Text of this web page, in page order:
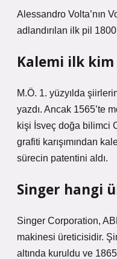
Alessandro Volta’nın
adlandırılan ilk pil
Kalemi ilk
M.Ö. 1. yüzyılda
yazdı. Ancak 1565’te
kişi İsveç doğa bilimci
grafiti karışımından
sürecin patentini aldı.
Singer hangi
Singer Corporation,
makinesi üreticisidir.
altında kuruldu ve